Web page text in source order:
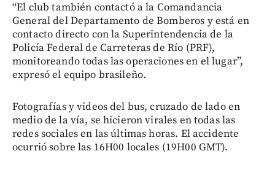
“El club también contactó a la Comandancia
General del Departamento de Bomberos y está en
contacto directo con la Superintendencia de la
Policía Federal de Carreteras de Río (PRF),
monitoreando todas las operaciones en el lugar”,
expresó el equipo brasileño.
Fotografías y videos del bus, cruzado de lado en
medio de la vía, se hicieron virales en todas las
redes sociales en las últimas horas. El accidente
ocurrió sobre las 16H00 locales (19H00 GMT).